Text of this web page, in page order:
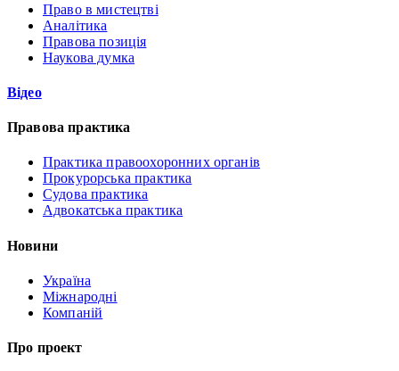
Право в мистецтві
Аналітика
Правова позиція
Наукова думка
Відео
Правова практика
Практика правоохоронних органів
Прокурорська практика
Судова практика
Адвокатська практика
Новини
Україна
Міжнародні
Компаній
Про проект